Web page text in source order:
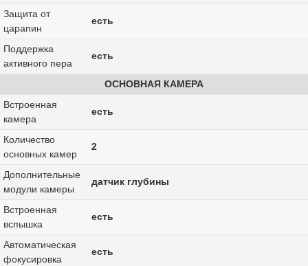
Защита от
царапин
есть
Поддержка
активного пера
есть
ОСНОВНАЯ КАМЕРА
Встроенная
камера
есть
Количество
основных камер
2
Дополнительные
модули камеры
датчик глубины
Встроенная
вспышка
есть
Автоматическая
фокусировка
есть